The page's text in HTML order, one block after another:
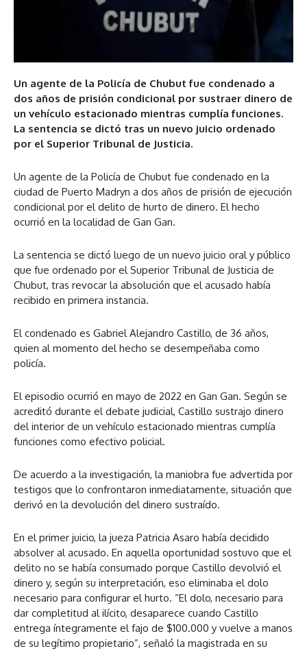
Un agente de la Policía de Chubut fue condenado a
dos años de prisión condicional por sustraer dinero de
un vehículo estacionado mientras cumplía funciones.
La sentencia se dictó tras un nuevo juicio ordenado
por el Superior Tribunal de Justicia.
Un agente de la Policía de Chubut fue condenado en la
ciudad de Puerto Madryn a dos años de prisión de ejecución
condicional por el delito de hurto de dinero. El hecho
ocurrió en la localidad de Gan Gan.
La sentencia se dictó luego de un nuevo juicio oral y público
que fue ordenado por el Superior Tribunal de Justicia de
Chubut, tras revocar la absolución que el acusado había
recibido en primera instancia.
El condenado es Gabriel Alejandro Castillo, de 36 años,
quien al momento del hecho se desempeñaba como
policía.
El episodio ocurrió en mayo de 2022 en Gan Gan. Según se
acreditó durante el debate judicial, Castillo sustrajo dinero
del interior de un vehículo estacionado mientras cumplía
funciones como efectivo policial.
De acuerdo a la investigación, la maniobra fue advertida por
testigos que lo confrontaron inmediatamente, situación que
derivó en la devolución del dinero sustraído.
En el primer juicio, la jueza Patricia Asaro había decidido
absolver al acusado. En aquella oportunidad sostuvo que el
delito no se había consumado porque Castillo devolvió el
dinero y, según su interpretación, eso eliminaba el dolo
necesario para configurar el hurto. “El dolo, necesario para
dar completitud al ilícito, desaparece cuando Castillo
entrega íntegramente el fajo de $100.000 y vuelve a manos
de su legítimo propietario”, señaló la magistrada en su